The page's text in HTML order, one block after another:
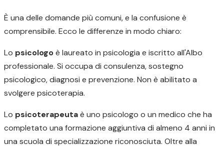
È una delle domande più comuni, e la confusione è
comprensibile. Ecco le differenze in modo chiaro:
Lo psicologoè laureato in psicologia e iscritto all'Albo
professionale. Si occupa di consulenza, sostegno
psicologico, diagnosi e prevenzione. Non è abilitato a
svolgere psicoterapia.
Lo psicoterapeutaè uno psicologo o un medico che ha
completato una formazione aggiuntiva di almeno 4 anni in
una scuola di specializzazione riconosciuta. Oltre alla